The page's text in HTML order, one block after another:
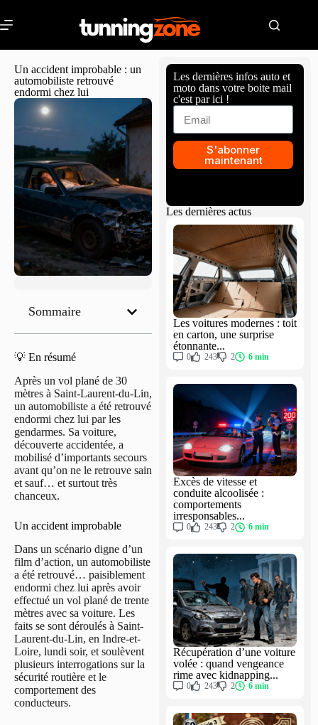
Un accident improbable : un
automobiliste retrouvé
endormi chez lui
Sommaire
💡 En résumé
Après un vol plané de 30
mètres à Saint-Laurent-du-Lin,
un automobiliste a été retrouvé
endormi chez lui par les
gendarmes. Sa voiture,
découverte accidentée, a
mobilisé d’importants secours
avant qu’on ne le retrouve sain
et sauf… et surtout très
chanceux.
Un accident improbable
Dans un scénario digne d’un
film d’action, un automobiliste
a été retrouvé… paisiblement
endormi chez lui après avoir
effectué un vol plané de trente
mètres avec sa voiture. Les
faits se sont déroulés à Saint-
Laurent-du-Lin, en Indre-et-
Loire, lundi soir, et soulèvent
plusieurs interrogations sur la
sécurité routière et le
comportement des
conducteurs.
Les dernières infos auto et
moto dans votre boite mail
c'est par ici !
S'abonner
maintenant
Les dernières actus
Les voitures modernes : toit
en carton, une surprise
étonnante...
0 243 2 6 min
Excès de vitesse et
conduite alcoolisée :
comportements
irresponsables...
0 243 2 6 min
Récupération d’une voiture
volée : quand vengeance
rime avec kidnapping...
0 243 2 6 min